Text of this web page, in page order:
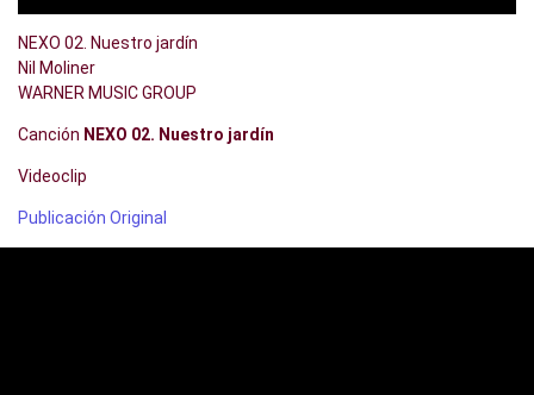
NEXO 02. Nuestro jardín
Nil Moliner
WARNER MUSIC GROUP
Canción NEXO 02. Nuestro jardín
Videoclip
Publicación Original